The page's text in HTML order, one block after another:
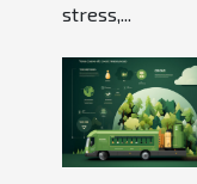
stress,...